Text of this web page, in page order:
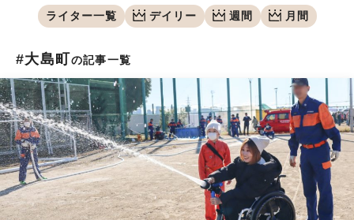
ライター一覧 デイリー 週間 月間
#大島町 の記事一覧